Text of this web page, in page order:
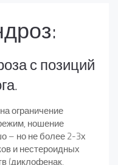
с позиций
ограничение
ношение
– но не более 2-3х
и нестероидных
(диклофенак,